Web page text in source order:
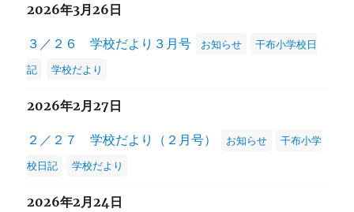
2026年3月26日
３／２６ 学校だより３月号 お知らせ
干布小学校日
記
学校だより
2026年2月27日
２／２７ 学校だより（２月号） お知らせ
干布小学
校日記
学校だより
2026年2月24日